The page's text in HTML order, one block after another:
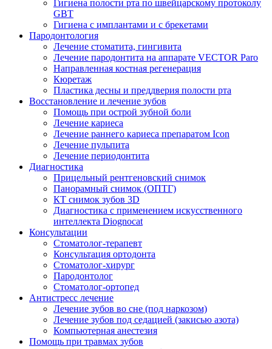
Гигиена полости рта по швейцарскому протоколу
GBT
Гигиена с имплантами и с брекетами
Пародонтология
Лечение стоматита, гингивита
Лечение пародонтита на аппарате VECTOR Paro
Направленная костная регенерация
Кюретаж
Пластика десны и преддверия полости рта
Восстановление и лечение зубов
Помощь при острой зубной боли
Лечение кариеса
Лечение раннего кариеса препаратом Icon
Лечение пульпита
Лечение периодонтита
Диагностика
Прицельный рентгеновский снимок
Панорамный снимок (ОПТГ)
КТ снимок зубов 3D
Диагностика с применением искусственного
интеллекта Diognocat
Консультации
Стоматолог-терапевт
Консультация ортодонта
Стоматолог-хирург
Пародонтолог
Стоматолог-ортопед
Антистресс лечение
Лечение зубов во сне (под наркозом)
Лечение зубов под седацией (закисью азота)
Компьютерная анестезия
Помощь при травмах зубов